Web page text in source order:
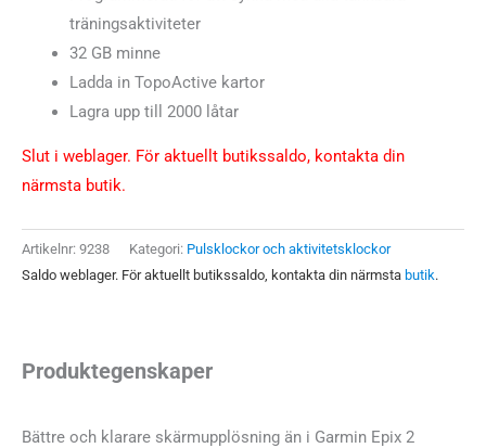
träningsaktiviteter
32 GB minne
Ladda in TopoActive kartor
Lagra upp till 2000 låtar
Slut i weblager. För aktuellt butikssaldo, kontakta din
närmsta butik.
Artikelnr: 9238 Kategori: Pulsklockor och aktivitetsklockor
Saldo weblager. För aktuellt butikssaldo, kontakta din närmsta butik.
Produktegenskaper
Bättre och klarare skärmupplösning än i Garmin Epix 2